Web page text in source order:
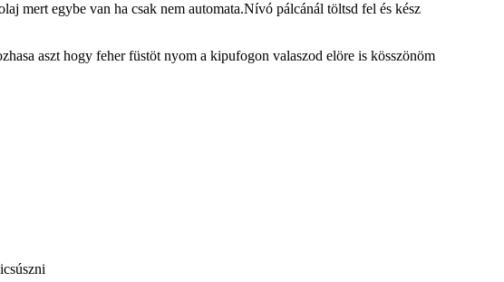
mert egybe van ha csak nem automata.Nívó pálcánál töltsd fel és kész
aszt hogy feher füstöt nyom a kipufogon valaszod elöre is kösszönöm